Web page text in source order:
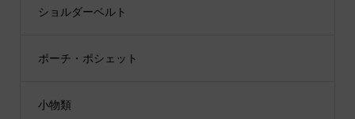
ショルダーベルト
ポーチ・ポシェット
小物類